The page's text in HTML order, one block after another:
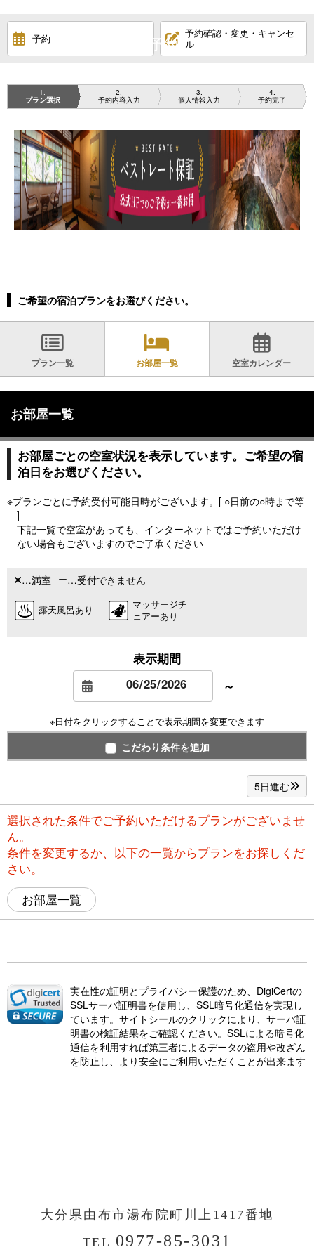
ご予約
予約
予約確認・変更・キャンセ
ル
1
プラン選択
2
予約内容入力
3
個人情報入力
4
予約完了
ご希望の宿泊プランをお選びください。
プラン一覧 お部屋一覧 空室カレンダー
お部屋一覧
お部屋ごとの空室状況を表示しています。ご希望の宿
泊日をお選びください。
※プランごとに予約受付可能日時がございます。[ ○日前の○時まで等
]
下記一覧で空室があっても、インターネットではご予約いただけ
ない場合もございますのでご了承ください
…満室 …受付できません
露天風呂あり
マッサージチ
ェアーあり
表示期間
～
※日付をクリックすることで表示期間を変更できます
こだわり条件を追加
5日進む
選択された条件でご予約いただけるプランがございませ
ん。
条件を変更するか、以下の一覧からプランをお探しくだ
さい。
お部屋一覧
実在性の証明とプライバシー保護のため、DigiCertの
SSLサーバ証明書を使用し、SSL暗号化通信を実現し
ています。サイトシールのクリックにより、サーバ証
明書の検証結果をご確認ください。SSLによる暗号化
通信を利用すれば第三者によるデータの盗用や改ざん
を防止し、より安全にご利用いただくことが出来ます
大分県由布市湯布院町川上 1417番地
TEL 0977-85-3031